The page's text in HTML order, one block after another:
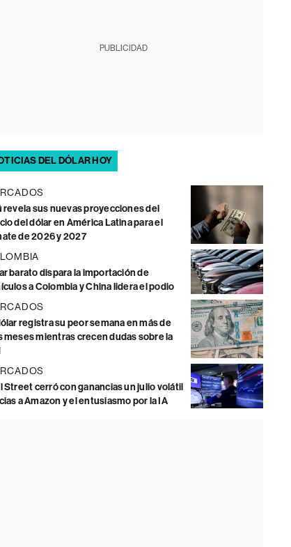
PUBLICIDAD
DEL DÓLAR HOY
revela sus nuevas proyecciones del
del dólar en América Latina para el
de 2026 y 2027
barato dispara la importación de
a Colombia y China lidera el podio
registra su peor semana en más de
meses mientras crecen dudas sobre la
Street cerró con ganancias un julio volátil
a Amazon y el entusiasmo por la IA